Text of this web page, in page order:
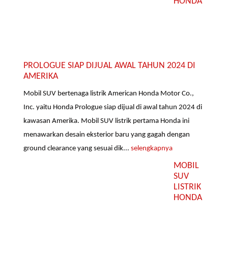
PROLOGUE SIAP DIJUAL AWAL TAHUN 2024 DI
AMERIKA
Mobil SUV bertenaga listrik American Honda Motor Co.,
Inc. yaitu Honda Prologue siap dijual di awal tahun 2024 di
kawasan Amerika. Mobil SUV listrik pertama Honda ini
menawarkan desain eksterior baru yang gagah dengan
ground clearance yang sesuai dik...selengkapnya
MOBIL
SUV
LISTRIK
HONDA